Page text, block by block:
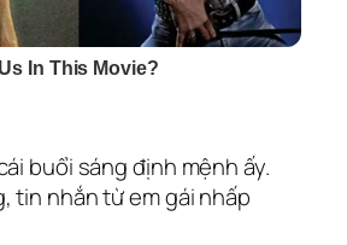
buổi sáng định mệnh ấy.
tin nhắn từ em gái nhấp